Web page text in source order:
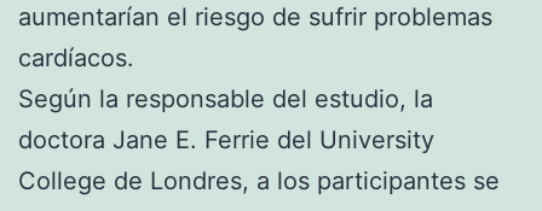
aumentarían el riesgo de sufrir problemas
cardíacos.
Según la responsable del estudio, la
doctora Jane E. Ferrie del University
College de Londres, a los participantes se